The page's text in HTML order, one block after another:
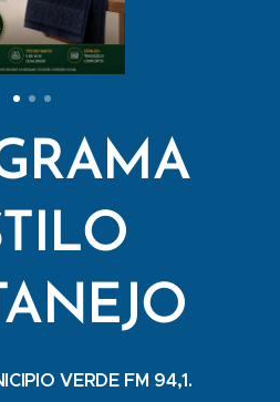
VERDE FM 94,1.